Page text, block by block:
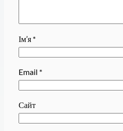
Ім’я *
Email *
Сайт